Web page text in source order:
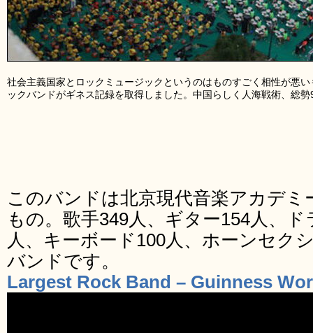
社会主義国家とロックミュージックというのはものすごく相性が悪
ックバンドがギネス記録を取得しました。中国らしく人海戦術、総
このバンドは北京現代音楽アカデ
もの。歌手349人、ギター154人、
人、キーボード100人、ホーンセク
バンドです。
Largest Rock Band – Guinness